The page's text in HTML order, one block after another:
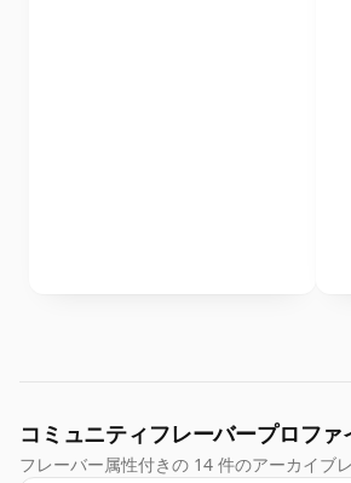
コミュニティフレーバープロファ
フレーバー属性付きの 14 件のアーカイブ